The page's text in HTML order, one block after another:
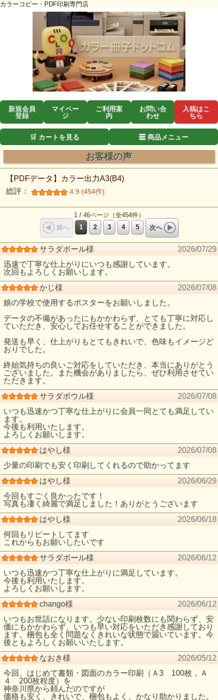
カラーコピー・PDF印刷専門店
新規会員
登録
マイペー
ジ
ご利用案
内
お問い合
わせ
入稿はこ
ちら
🛒 カートを見る ☰ 商品メニュー
お客様の声
【PDFデータ】カラー出力A3(B4)
総評：
4.9 (454件)
1 / 46ページ（全454件）
前へ
1 2 3 4 5 次へ
サラダボール様
2026/07/29
迅速で丁寧な仕上がりにいつも感謝しています。
次回もよろしくお願いします。
かじ様
2026/07/08
娘の学校で使用するポスターをお願いしました。
データの不備があったにもかかわらず、とても丁寧に対応し
ていただき、安心してお任せすることができました。
発送も早く、仕上がりもとてもきれいで、色味もイメージど
おりでした。
終始気持ちの良いご対応をしていただき、本当にありがとう
ございました。また機会がありましたら、ぜひ利用させてい
ただきます。
サラダボウル様
2026/07/08
いつも迅速かつ丁寧な仕上がりに会員一同とても満足してい
ます。
今後も利用いたします。
よろしくお願いします。
はやし様
2026/07/08
少量の印刷でも安く印刷してくれるので助かってます
はやし様
2026/06/29
今回もすごく良かったです！
写真も凄く綺麗で満足しました！ありがとうございます
はやし様
2026/06/18
何回もリピートしてます
これからもお願いしたいです
サラダボール様
2026/06/12
いつも迅速かつ丁寧な仕上がりに満足しています。
今後も利用いたします。
よろしくお願いします。
chango様
2026/06/12
いつもお世話になります。少ない印刷枚数にも関わらず、安
価にもかかわらず、いつも早い対応をいただき感謝しており
ます。梱包も全く問題なくきれいな状態で届いています。今
後ともよろしくお願いいたします。
なおき様
2026/05/12
今回、はじめて書類・図面のカラー印刷（Ａ3 100枚，Ａ
４ 200枚程度）を
神奈川県から頼んだのですが
価格も安く、きれいで、梱包もよく、かなり助かりました。